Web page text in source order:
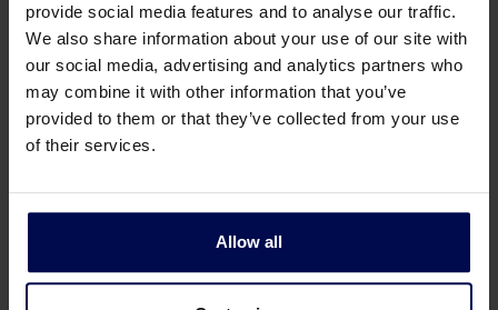
provide social media features and to analyse our traffic.
We also share information about your use of our site with
our social media, advertising and analytics partners who
may combine it with other information that you’ve
provided to them or that they’ve collected from your use
of their services.
Allow all
Una línea de clasificación o un proceso de
tratamiento de residuos se controla
(automáticamente) desde un panel
eléctrico con controles PLC y a veces con
IHM (pantalla táctil), que responde a los
Existe la posibilidad de conectarlo a un